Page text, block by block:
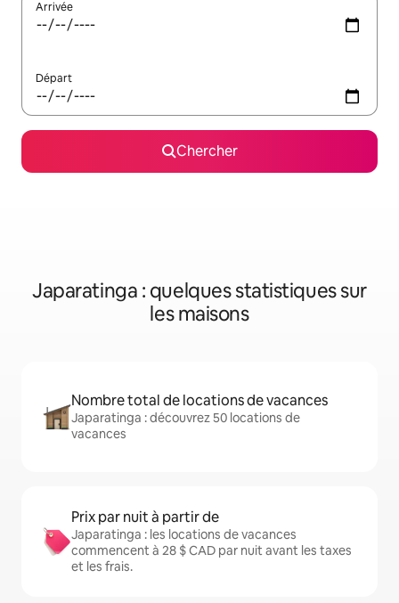
Arrivée
Départ
Chercher
Japaratinga : quelques statistiques sur
les maisons
Nombre total de locations de vacances
Japaratinga : découvrez 50 locations de
vacances
Prix par nuit à partir de
Japaratinga : les locations de vacances
commencent à 28 $ CAD par nuit avant les taxes
et les frais.